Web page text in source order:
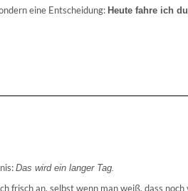
eine Entscheidung: Heute fahre ich
Das wird ein langer Tag.
frisch an, selbst wenn man weiß, dass